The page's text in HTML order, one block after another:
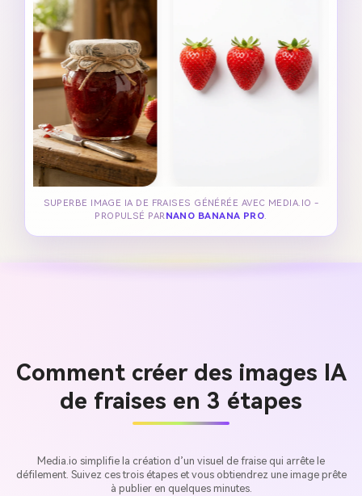
SUPERBE IMAGE IA DE FRAISES GÉNÉRÉE AVEC MEDIA.IO -
PROPULSÉ PAR NANO BANANA PRO.
Comment créer des images IA
de fraises en 3 étapes
Media.io simplifie la création d’un visuel de fraise qui arrête le
défilement. Suivez ces trois étapes et vous obtiendrez une image prête
à publier en quelques minutes.